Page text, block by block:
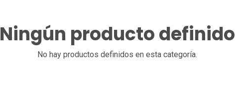
Ningún producto definido
No hay productos definidos en esta categoría.